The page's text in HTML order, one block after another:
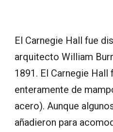
El Carnegie Hall fue
arquitecto William
1891. El Carnegie
enteramente de
acero). Aunque
añadieron para